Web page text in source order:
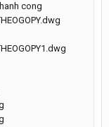
cong